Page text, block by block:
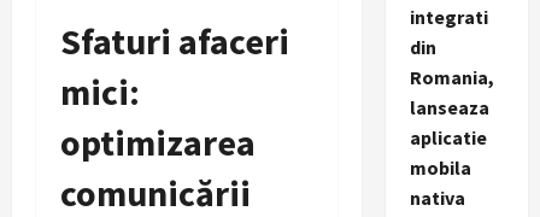
Sfaturi afaceri
mici:
optimizarea
comunicării
integrati
din
Romania,
lanseaza
aplicatie
mobila
nativa